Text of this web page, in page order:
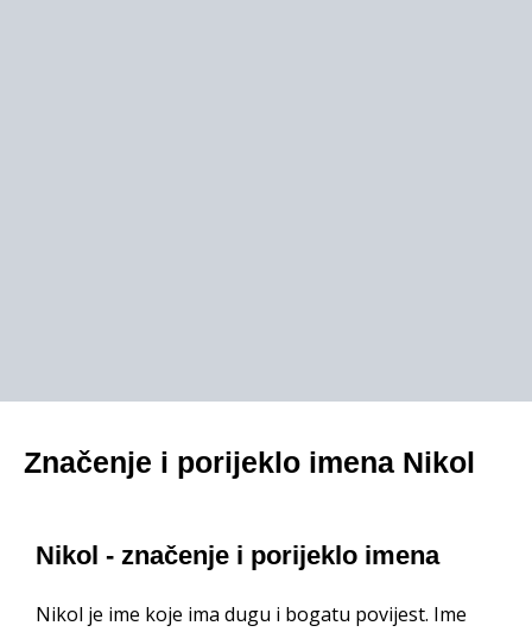
Značenje i porijeklo imena Nikol
Nikol - značenje i porijeklo imena
Nikol je ime koje ima dugu i bogatu povijest. Ime